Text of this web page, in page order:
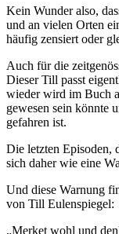
Kein Wunder also,
und an vielen Orten
häufig zensiert oder
Auch für die
Dieser Till passt
wieder wird im Buch
gewesen sein könnte
gefahren ist.
Die letzten Episoden,
sich daher wie eine
Und diese Warnung
von Till Eulenspiegel:
„Merket wohl und